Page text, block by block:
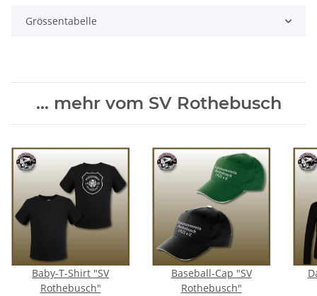
Grössentabelle
... mehr vom SV Rothebusch
Baby-T-Shirt "SV
Rothebusch"
Baseball-Cap "SV
Rothebusch"